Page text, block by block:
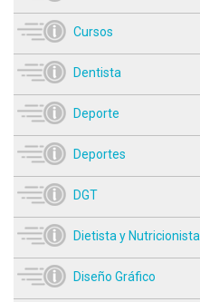
Cursos
Dentista
Deporte
Deportes
DGT
Dietista y Nutricionista
Diseño Gráfico